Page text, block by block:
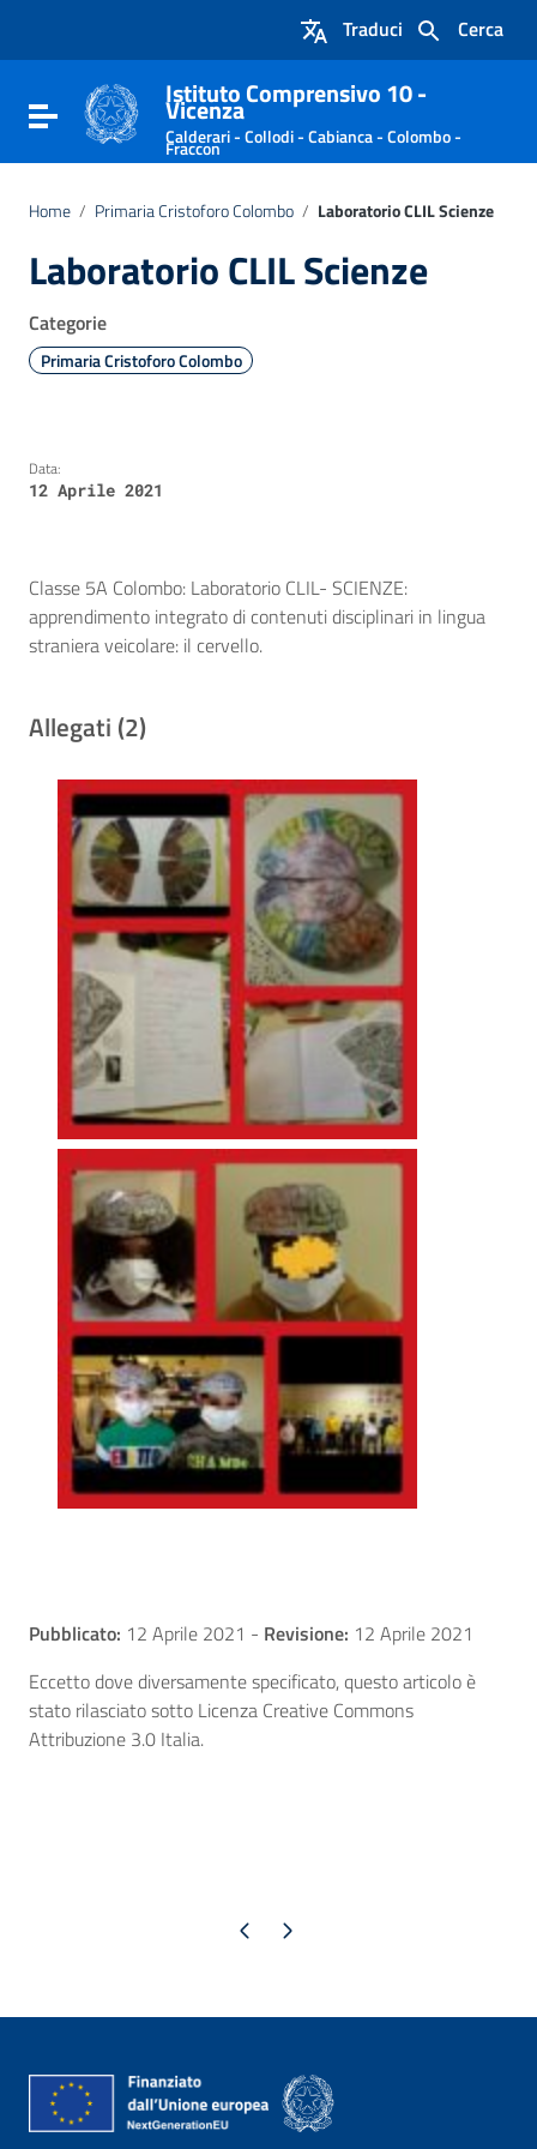
Vai al footer
Cerca
Traduci
Attiva / disattiva la navigazione
Istituto Comprensivo 10 -
Vicenza
Calderari - Collodi - Cabianca - Colombo -
Fraccon
Home / Primaria Cristoforo Colombo / Laboratorio CLIL Scienze
Laboratorio CLIL Scienze
Categorie
Primaria Cristoforo Colombo
Data:
12 Aprile 2021
Classe 5A Colombo: Laboratorio CLIL- SCIENZE:
apprendimento integrato di contenuti disciplinari in lingua
straniera veicolare: il cervello.
Allegati (2)
Pubblicato: 12 Aprile 2021 - Revisione: 12 Aprile 2021
Eccetto dove diversamente specificato, questo articolo è
stato rilasciato sotto Licenza Creative Commons
Attribuzione 3.0 Italia.
Pagina precedente
Pagina successiva